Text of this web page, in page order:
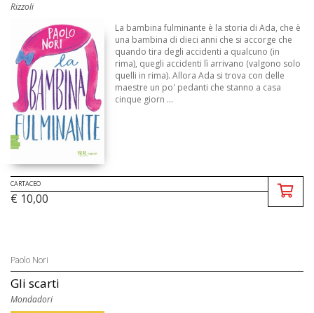
Rizzoli
La bambina fulminante è la storia di Ada, che è
una bambina di dieci anni che si accorge che
quando tira degli accidenti a qualcuno (in
rima), quegli accidenti lì arrivano (valgono solo
quelli in rima). Allora Ada si trova con delle
maestre un po' pedanti che stanno a casa
cinque giorn ...
CARTACEO
€ 10,00
Paolo Nori
Gli scarti
Mondadori